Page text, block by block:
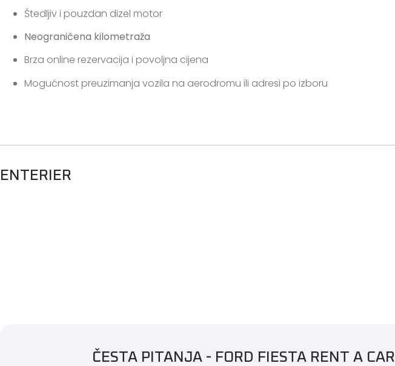
Štedljiv i pouzdan dizel motor
Neograničena kilometraža
Brza online rezervacija i povoljna cijena
Mogućnost preuzimanja vozila na aerodromu ili adresi po izboru
ENTERIER
ČESTA PITANJA - FORD FIESTA RENT A CAR